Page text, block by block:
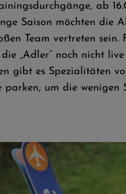
ab
Saison möchten die
Team vertreten
„Adler“ noch nicht
gibt es Spezialitäten
parken, um die